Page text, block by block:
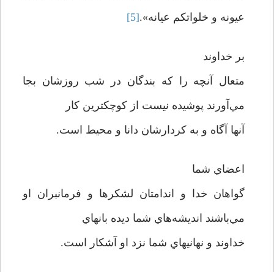
عيونه و خلواتکم عيانه».[5]
بر خداوند
متعال آنچه را که بندگان در شب روزشان بجا
مي‌آورند پوشيده نيست از کوچکترين کار
آنها آگاه و به کردارشان دانا و محيط است.
اعضاي شما
گواهان خدا و اندامتان لشکرها و فرمانبران او
مي‌باشند انديشه‌هاي شما ديده بانهاي
خداوند و نهانيهاي شما نزد او آشکار است.